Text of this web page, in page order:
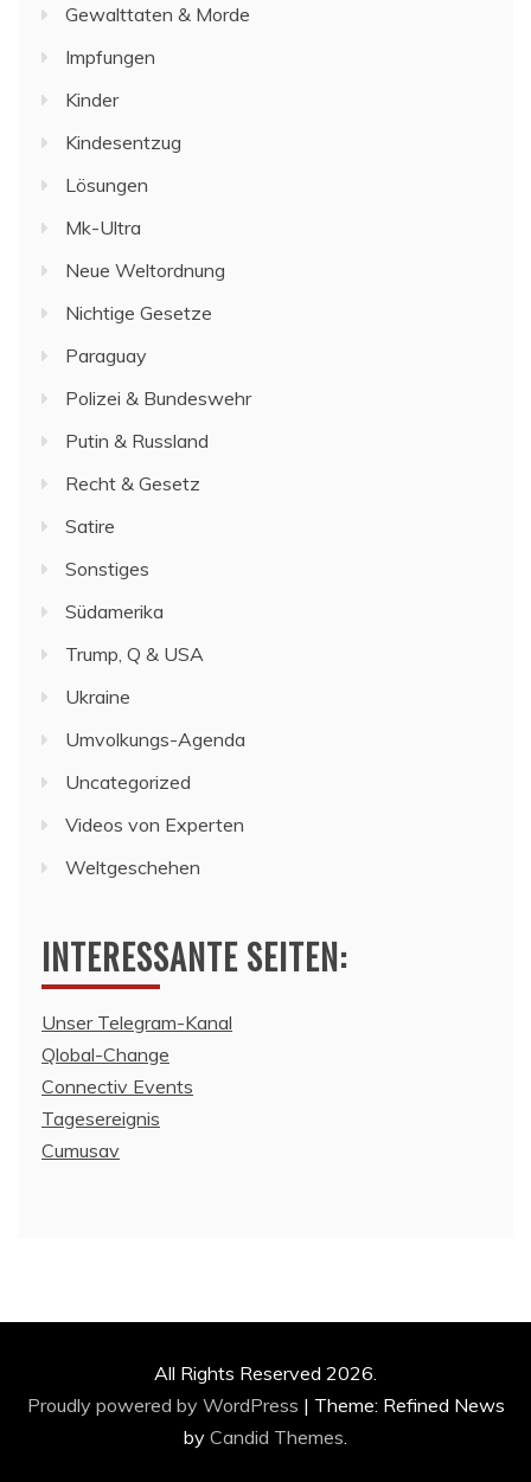
Gewalttaten & Morde
Impfungen
Kinder
Kindesentzug
Lösungen
Mk-Ultra
Neue Weltordnung
Nichtige Gesetze
Paraguay
Polizei & Bundeswehr
Putin & Russland
Recht & Gesetz
Satire
Sonstiges
Südamerika
Trump, Q & USA
Ukraine
Umvolkungs-Agenda
Uncategorized
Videos von Experten
Weltgeschehen
INTERESSANTE SEITEN:
Unser Telegram-Kanal
Qlobal-Change
Connectiv Events
Tagesereignis
Cumusav
All Rights Reserved 2026.
Proudly powered by WordPress | Theme: Refined News
by Candid Themes